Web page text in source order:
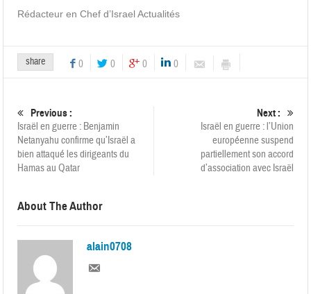
Rédacteur en Chef d’Israel Actualités
share 0 0 0 0
Previous :
Israël en guerre : Benjamin
Netanyahu confirme qu’Israël a
bien attaqué les dirigeants du
Hamas au Qatar
Next :
Israël en guerre : l’Union
européenne suspend
partiellement son accord
d’association avec Israël
About The Author
alain0708